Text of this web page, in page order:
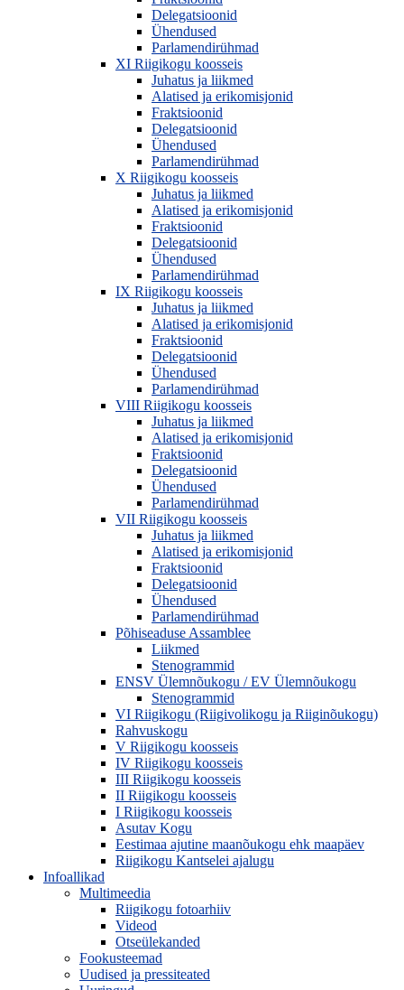
Delegatsioonid
Ühendused
Parlamendirühmad
XI Riigikogu koosseis
Juhatus ja liikmed
Alatised ja erikomisjonid
Fraktsioonid
Delegatsioonid
Ühendused
Parlamendirühmad
X Riigikogu koosseis
Juhatus ja liikmed
Alatised ja erikomisjonid
Fraktsioonid
Delegatsioonid
Ühendused
Parlamendirühmad
IX Riigikogu koosseis
Juhatus ja liikmed
Alatised ja erikomisjonid
Fraktsioonid
Delegatsioonid
Ühendused
Parlamendirühmad
VIII Riigikogu koosseis
Juhatus ja liikmed
Alatised ja erikomisjonid
Fraktsioonid
Delegatsioonid
Ühendused
Parlamendirühmad
VII Riigikogu koosseis
Juhatus ja liikmed
Alatised ja erikomisjonid
Fraktsioonid
Delegatsioonid
Ühendused
Parlamendirühmad
Põhiseaduse Assamblee
Liikmed
Stenogrammid
ENSV Ülemnõukogu / EV Ülemnõukogu
Stenogrammid
VI Riigikogu (Riigivolikogu ja Riiginõukogu)
Rahvuskogu
V Riigikogu koosseis
IV Riigikogu koosseis
III Riigikogu koosseis
II Riigikogu koosseis
I Riigikogu koosseis
Asutav Kogu
Eestimaa ajutine maanõukogu ehk maapäev
Riigikogu Kantselei ajalugu
Infoallikad
Multimeedia
Riigikogu fotoarhiiv
Videod
Otseülekanded
Fookusteemad
Uudised ja pressiteated